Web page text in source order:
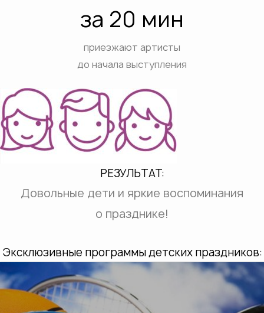
за 20 мин
приезжают артисты
до начала выступления
РЕЗУЛЬТАТ:
Довольные дети и яркие воспоминания
о празднике!
Эксклюзивные программы детских праздников: